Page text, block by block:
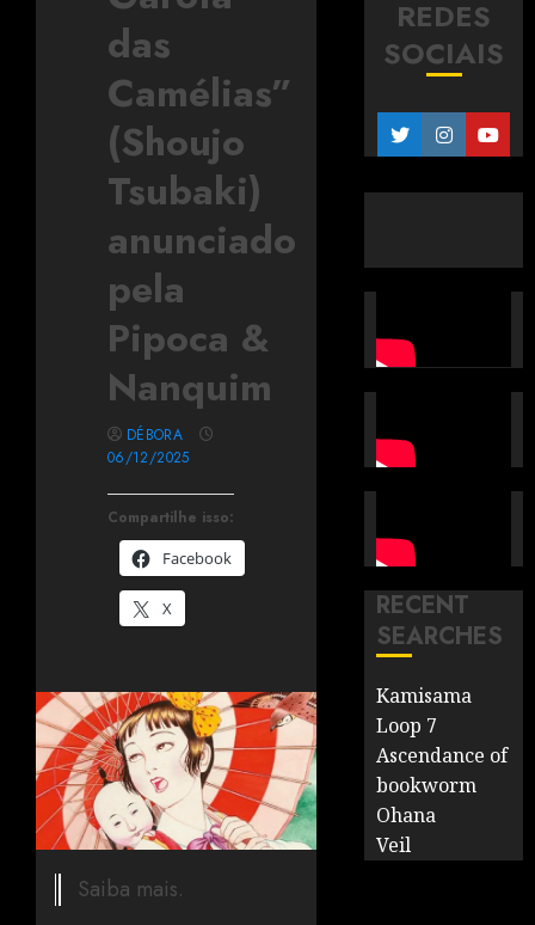
das
Camélias”
(Shoujo
Tsubaki)
anunciado
pela
Pipoca &
Nanquim
Compartilhe isso:
Facebook
X
DÉBORA
06/12/2025
Saiba mais.
REDES
SOCIAIS
RECENT
SEARCHES
Kamisama
Loop 7
Ascendance of
bookworm
Ohana
Veil